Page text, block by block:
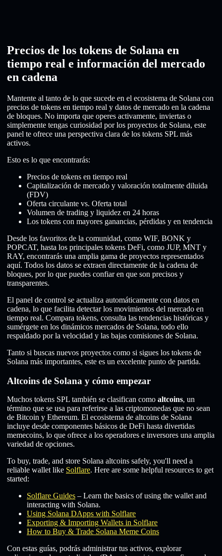
Precios de los tokens de Solana en
tiempo real e información del mercado
en cadena
Mantente al tanto de lo que sucede en el ecosistema de Solana con
precios de tokens en tiempo real y datos de mercado en la cadena
de bloques. No importa que operes activamente, inviertas o
simplemente tengas curiosidad por los proyectos de Solana, este
panel te ofrece una perspectiva clara de los tokens SPL más
activos.
Esto es lo que encontrarás:
Precios de tokens en tiempo real
Capitalización de mercado y valoración totalmente diluida
(FDV)
Oferta circulante vs. Oferta total
Volumen de trading y liquidez en 24 horas
Los tokens con mayores ganancias, pérdidas y en tendencia
Desde los favoritos de la comunidad, como WIF, BONK y
POPCAT, hasta los principales tokens DeFi, como JUP, MNT y
RAY, encontrarás una amplia gama de proyectos representados
aquí. Todos los datos se extraen directamente de la cadena de
bloques, por lo que puedes confiar en que son precisos y
transparentes.
El panel de control se actualiza automáticamente con datos en
cadena, lo que facilita detectar los movimientos del mercado en
tiempo real. Compara tokens, consulta las tendencias históricas y
sumérgete en los dinámicos mercados de Solana, todo ello
respaldado por la velocidad y las bajas comisiones de Solana.
Tanto si buscas nuevos proyectos como si sigues los tokens de
Solana más importantes, este es un excelente punto de partida.
Altcoins de Solana y cómo empezar
Muchos tokens SPL también se clasifican como altcoins, un
término que se usa para referirse a las criptomonedas que no sean
de Bitcoin y Ethereum. El ecosistema de altcoins de Solana
incluye desde componentes básicos de DeFi hasta divertidas
memecoins, lo que ofrece a los operadores e inversores una amplia
variedad de opciones.
To buy, trade, and store Solana altcoins safely, you'll need a
reliable wallet like Solflare. Here are some helpful resources to get
started:
Solflare Guides – Learn the basics of using the wallet and
interacting with Solana.
Using Solana DApps with Solflare
Exporting & Importing Wallets in Solflare
How to Buy & Trade Solana Meme Coins
Con estas guías, podrás administrar tus activos, explorar